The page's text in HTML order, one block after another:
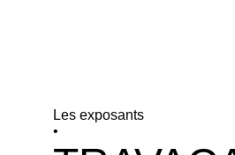
Les exposants
•